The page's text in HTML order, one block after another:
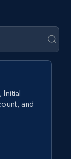
Initial
and